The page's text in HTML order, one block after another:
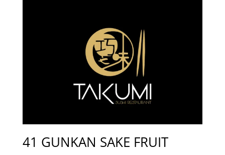
41 GUNKAN SAKE FRUIT